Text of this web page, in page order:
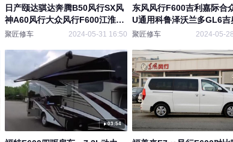
日产颐达骐达奔腾B50风行SX风
神A60风行大众风行F600江淮
iEVA50维修手册电路图
聚匠修车 2024-05-31 16:50
东风风行F600吉利嘉际合
U通用科鲁泽沃兰多GL6吉
维修手册电路图
聚匠修车 2024-05-
03:54